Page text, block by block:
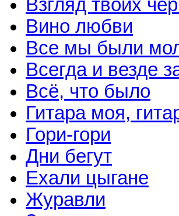
Взгляд твоих
Вино любви
Все мы были
Всегда и везде
Всё, что было
Гитара моя,
Гори-гори
Дни бегут
Ехали цыгане
Журавли